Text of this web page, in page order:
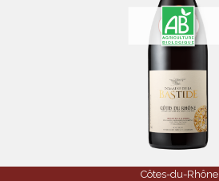
Côtes-du-Rhône